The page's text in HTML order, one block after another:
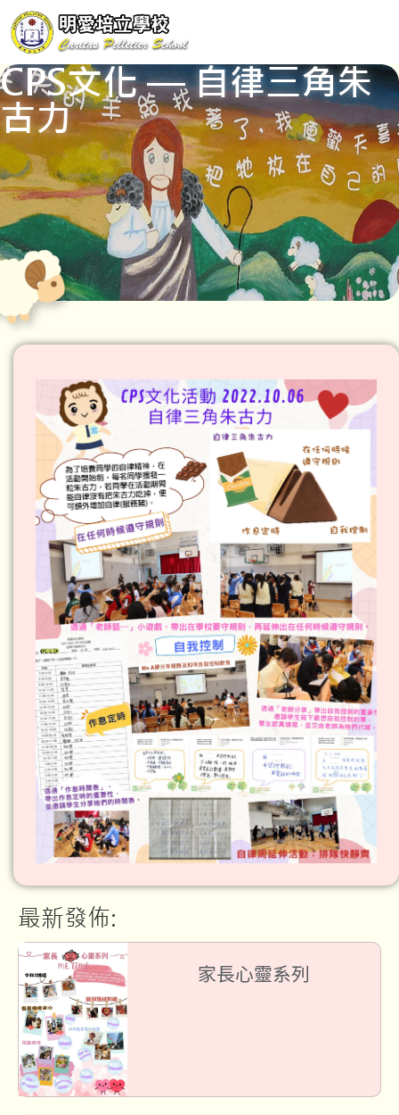
CPS文化 — 自律三角朱
古力
最新發佈:
家長心靈系列